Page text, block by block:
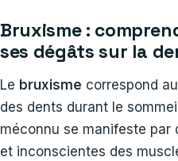
Bruxisme :
ses dégâts sur la
Le bruxisme correspond
des dents durant le
méconnu se manifeste
et inconscientes des